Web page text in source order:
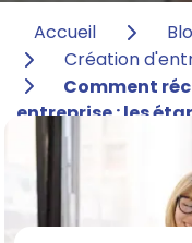
Accueil
Création
Comment
entreprise : les